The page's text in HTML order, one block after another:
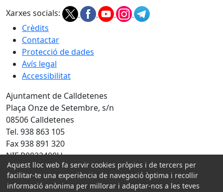
Xarxes socials:
Crèdits
Contactar
Protecció de dades
Avís legal
Accessibilitat
Ajuntament de Calldetenes
Plaça Onze de Setembre, s/n
08506 Calldetenes
Tel. 938 863 105
Fax 938 891 320
NIF P0822400H
Amb la col·laboració de:
Aquest lloc web fa servir cookies pròpies i de tercers per
facilitar-te una experiència de navegació òptima i recollir
informació anònima per millorar i adaptar-nos a les teves